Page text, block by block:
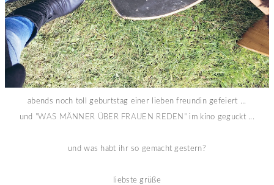
abends noch toll geburtstag einer lieben freundin gefeiert ...
und "WAS MÄNNER ÜBER FRAUEN REDEN" im kino geguckt ...
und was habt ihr so gemacht gestern?
liebste grüße